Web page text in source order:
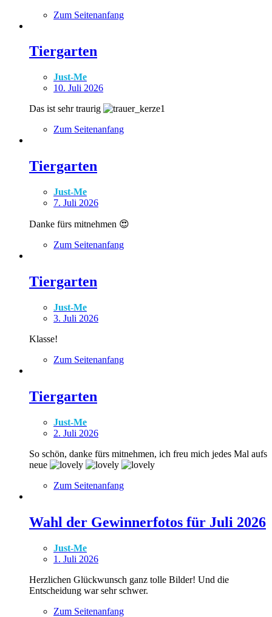
Zum Seitenanfang
Tiergarten
Just-Me
10. Juli 2026
Das ist sehr traurig
Zum Seitenanfang
Tiergarten
Just-Me
7. Juli 2026
Danke fürs mitnehmen 😍
Zum Seitenanfang
Tiergarten
Just-Me
3. Juli 2026
Klasse!
Zum Seitenanfang
Tiergarten
Just-Me
2. Juli 2026
So schön, danke fürs mitnehmen, ich freu mich jedes Mal aufs
neue
Zum Seitenanfang
Wahl der Gewinnerfotos für Juli 2026
Just-Me
1. Juli 2026
Herzlichen Glückwunsch ganz tolle Bilder! Und die
Entscheidung war sehr schwer.
Zum Seitenanfang